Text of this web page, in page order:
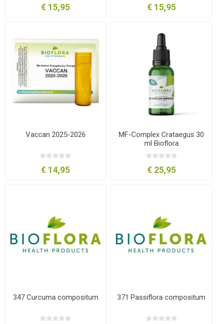
€ 15,95 € 15,95
Vaccan 2025-2026
€ 14,95
MF-Complex Crataegus 30
ml Bioflora
€ 25,95
347 Curcuma compositum 371 Passiflora compositum